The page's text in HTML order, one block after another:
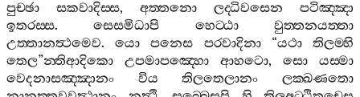
පුච‍්ඡා
සකවාදිස‍්ස, අත‍්තනො ලද‍්ධිවසෙන
පටිඤ‍්ඤා
ඉතරස‍්ස.සෙසමිධාපි හෙට‍්ඨා
වුත‍්තනයත‍්තා
උත‍්තානත්‍ථමෙව.යො පනෙස පරවාදිනා“යථා
තිලම‍්හි
තෙල”න‍්තිආදිකො උපමාපඤ‍්හො ආහටො, සො
යස‍්මා
වෙදනාසඤ‍්ඤානං
විය තිලතෙලානං
ලක‍්ඛණතො